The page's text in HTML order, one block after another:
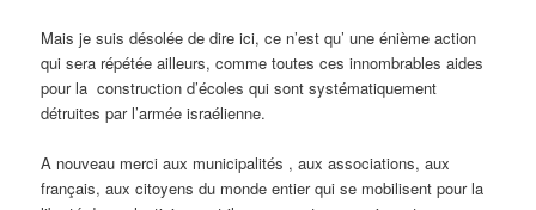
Mais je suis désolée de dire ici, ce n’est qu’ une énième action
qui sera répétée ailleurs, comme toutes ces innombrables aides
pour la construction d’écoles qui sont systématiquement
détruites par l’armée israélienne.
A nouveau merci aux municipalités , aux associations, aux
français, aux citoyens du monde entier qui se mobilisent pour la